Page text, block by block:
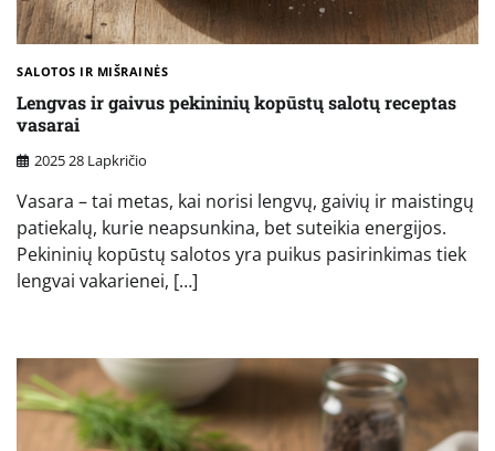
SALOTOS IR MIŠRAINĖS
Lengvas ir gaivus pekininių kopūstų salotų receptas
vasarai
2025 28 Lapkričio
Vasara – tai metas, kai norisi lengvų, gaivių ir maistingų
patiekalų, kurie neapsunkina, bet suteikia energijos.
Pekininių kopūstų salotos yra puikus pasirinkimas tiek
lengvai vakarienei, […]